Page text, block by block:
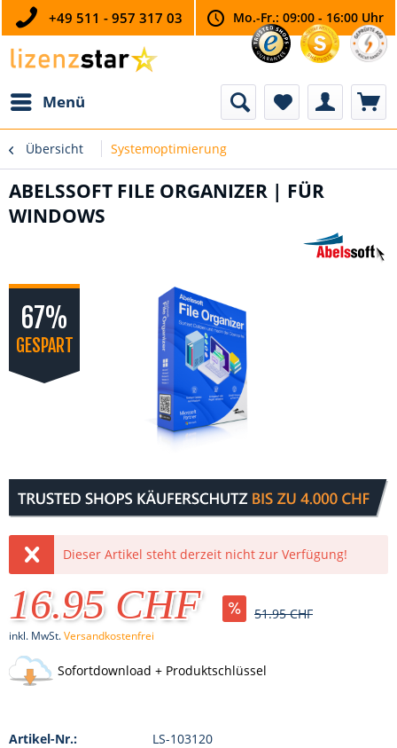
+49 511 - 957 317 03 Mo.-Fr.: 09:00 - 16:00 Uhr
Menü
Übersicht Systemoptimierung
ABELSSOFT FILE ORGANIZER | FÜR
WINDOWS
67%
GESPART
Dieser Artikel steht derzeit nicht zur Verfügung!
16.95 CHF 51.95 CHF
inkl. MwSt.Versandkostenfrei
Sofortdownload + Produktschlüssel
Artikel-Nr.:
LS-103120